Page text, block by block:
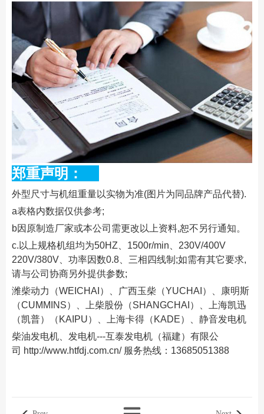
郑重声明：
外型尺寸与机组重量以实物为准(图片为同品牌产品代替).
a表格内数据仅供参考;
b因原制造厂家或本公司需更改以上资料,恕不另行通知。
c.以上规格机组均为50HZ、1500r/min、230V/400V
220V/380V、功率因数0.8、三相四线制;如需有其它要求,
请与公司协商另外提供参数;
潍柴动力（WEICHAI）、广西玉柴（YUCHAI）、康明斯
（CUMMINS）、上柴股份（SHANGCHAI）、上海凯迅
（凯普）（KAIPU）、上海卡得（KADE）、静音发电机
柴油发电机、发电机---互泰发电机（福建）有限公
司 http://www.htfdj.com.cn/服务热线：13685051388